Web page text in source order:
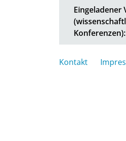
Eingeladener
Konferenzen):
Kontakt